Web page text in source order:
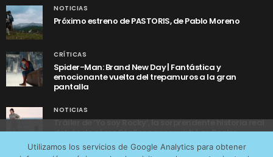
NOTICIAS
Próximo estreno de PASTORIS, de Pablo Moreno
CRÍTICAS
Spider-Man: Brand New Day | Fantástica y
emocionante vuelta del trepamuros a la gran
pantalla
NOTICIAS
Tráiler de ‘Yo soy Rocky’, la sorprendente historia real
detrás de cómo Stallone se convirtió en Rocky
Utilizamos los servicios de Google Analytics para obtener
tráfico web que recibimos y conocer los servicios que